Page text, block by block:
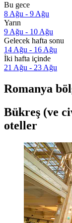
Bu gece
8 Ağu - 9 Ağu
Yarın
9 Ağu - 10 Ağu
Gelecek hafta sonu
14 Ağu - 16 Ağu
İki hafta içinde
21 Ağu - 23 Ağu
Romanya
Bükreş (ve
oteller